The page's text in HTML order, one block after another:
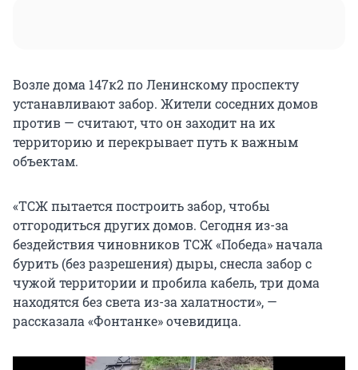
Возле дома 147к2 по Ленинскому проспекту
устанавливают забор. Жители соседних домов
против — считают, что он заходит на их
территорию и перекрывает путь к важным
объектам.
«ТСЖ пытается построить забор, чтобы
отгородиться других домов. Сегодня из-за
бездействия чиновников ТСЖ «Победа» начала
бурить (без разрешения) дыры, снесла забор с
чужой территории и пробила кабель, три дома
находятся без света из-за халатности», —
рассказала «Фонтанке» очевидица.